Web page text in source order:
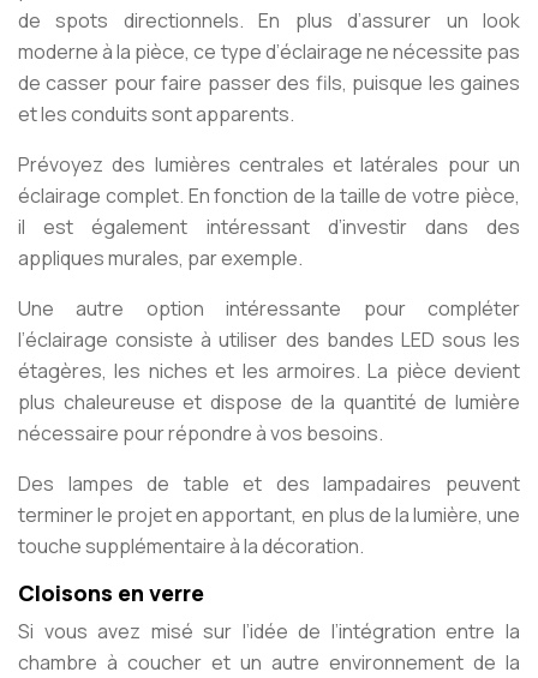
de spots directionnels. En plus d’assurer un look
moderne à la pièce, ce type d’éclairage ne nécessite pas
de casser pour faire passer des fils, puisque les gaines
et les conduits sont apparents.
Prévoyez des lumières centrales et latérales pour un
éclairage complet. En fonction de la taille de votre pièce,
il est également intéressant d’investir dans des
appliques murales, par exemple.
Une autre option intéressante pour compléter
l’éclairage consiste à utiliser des bandes LED sous les
étagères, les niches et les armoires. La pièce devient
plus chaleureuse et dispose de la quantité de lumière
nécessaire pour répondre à vos besoins.
Des lampes de table et des lampadaires peuvent
terminer le projet en apportant, en plus de la lumière, une
touche supplémentaire à la décoration.
Cloisons en verre
Si vous avez misé sur l’idée de l’intégration entre la
chambre à coucher et un autre environnement de la